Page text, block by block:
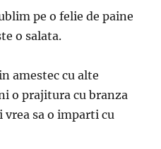
pe o felie de paine
o salata.
amestec cu alte
o prajitura cu branza
vrea sa o imparti cu